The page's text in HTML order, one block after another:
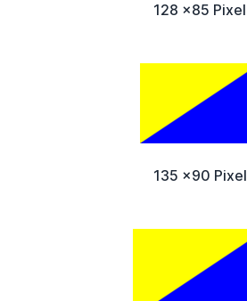
128 x85 Pixel
135 x90 Pixel